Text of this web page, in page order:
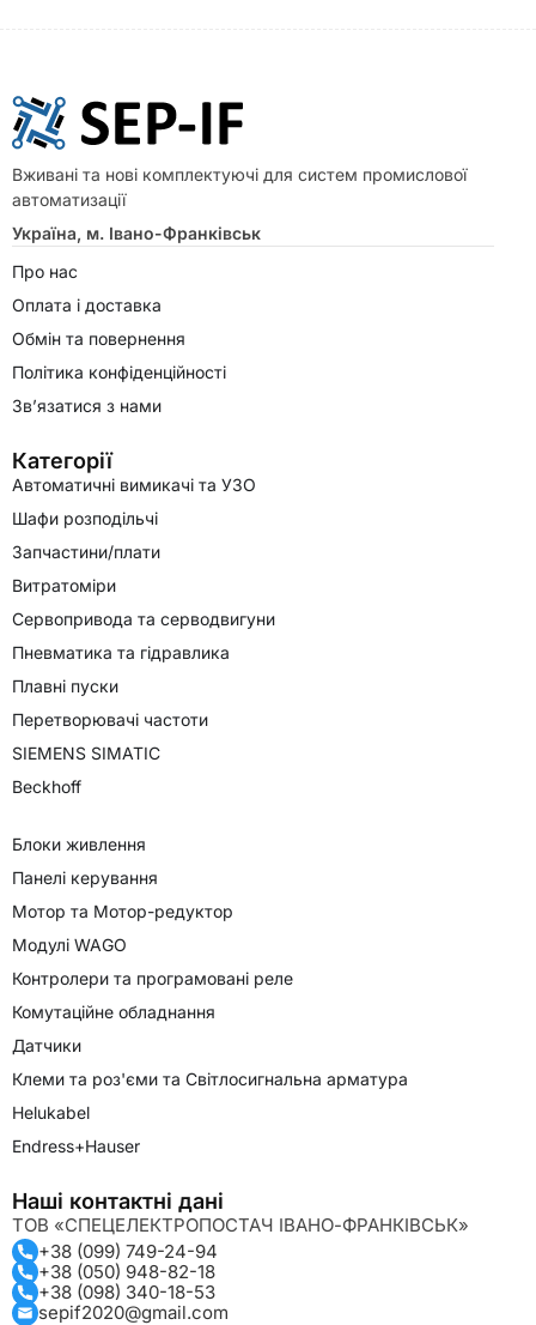
Вживані та нові комплектуючі для систем промислової
автоматизації
Україна, м. Івано-Франківськ
Про нас
Оплата і доставка
Обмін та повернення
Політика конфіденційності
Зв’язатися з нами
Категорії
Автоматичні вимикачі та УЗО
Шафи розподільчі
Запчастини/плати
Витратоміри
Сервопривода та серводвигуни
Пневматика та гідравлика
Плавні пуски
Перетворювачі частоти
SIEMENS SIMATIC
Beckhoff
Блоки живлення
Панелі керування
Мотор та Мотор-редуктор
Модулі WAGO
Контролери та програмовані реле
Комутаційне обладнання
Датчики
Клеми та роз'єми та Світлосигнальна арматура
Helukabel
Endress+Hauser
Наші контактні дані
ТОВ «СПЕЦЕЛЕКТРОПОСТАЧ ІВАНО-ФРАНКІВСЬК»
+38 (099) 749-24-94
+38 (050) 948-82-18
+38 (098) 340-18-53
sepif2020@gmail.com